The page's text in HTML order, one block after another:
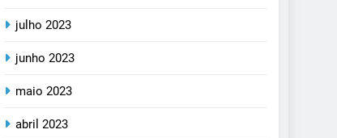
julho 2023
junho 2023
maio 2023
abril 2023